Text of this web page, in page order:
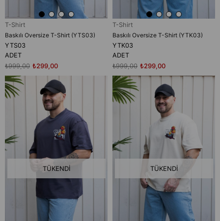
T-Shirt
Baskılı Oversize T-Shirt (YTS03)
YTS03
ADET
₺299,00
₺999,00
T-Shirt
Baskılı Oversize T-Shirt (YTK03)
YTK03
ADET
₺299,00
₺999,00
TÜKENDI TÜKENDI